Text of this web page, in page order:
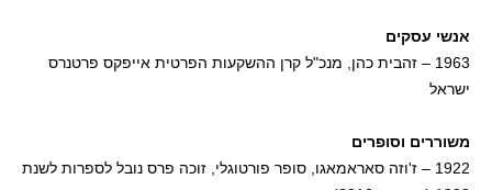
אנשי עסקים
1963 – זהבית כהן, מנכ"ל קרן ההשקעות הפרטית אייפקס פרטנרס
ישראל
משוררים וסופרים
1922 – ז'וזה סאראמאגו, סופר פורטוגלי, זוכה פרס נובל לספרות לשנת